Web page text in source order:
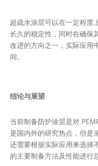
超疏水涂层可以在一定程度
长久的稳定性，同时在确保
改进的方向之一，实际应用
间。
结论与展望
当前制备防护涂层是对
是国内外的研究热点，但是
还需要根据实际应用来选择
的主要制备方法及性能进行